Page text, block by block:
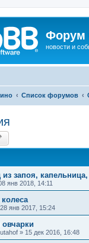
Форум
новости и
Список форумов
запоя,
янв 2018, 14:11
28 янв 2017, 15:24
» 15 дек 2016, 16:48